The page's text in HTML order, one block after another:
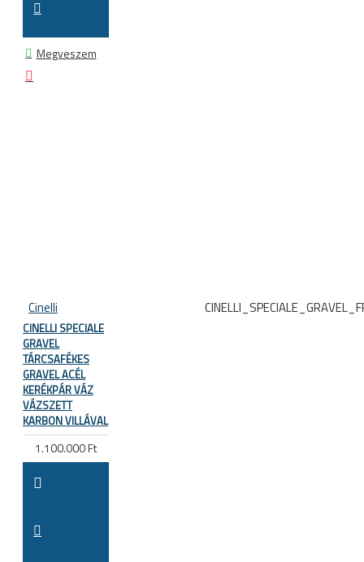
Megveszem
Cinelli
CINELLI SPECIALE
GRAVEL
TÁRCSAFÉKES
GRAVEL ACÉL
KERÉKPÁR VÁZ
VÁZSZETT
KARBON VILLÁVAL
1.100.000 Ft